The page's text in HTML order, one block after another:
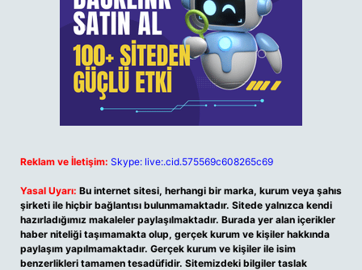
Reklam ve İletişim: Skype: live:.cid.575569c608265c69
Yasal Uyarı: Bu internet sitesi, herhangi bir marka, kurum veya şahıs
şirketi ile hiçbir bağlantısı bulunmamaktadır. Sitede yalnızca kendi
hazırladığımız makaleler paylaşılmaktadır. Burada yer alan içerikler
haber niteliği taşımamakta olup, gerçek kurum ve kişiler hakkında
paylaşım yapılmamaktadır. Gerçek kurum ve kişiler ile isim
benzerlikleri tamamen tesadüfidir. Sitemizdeki bilgiler taslak